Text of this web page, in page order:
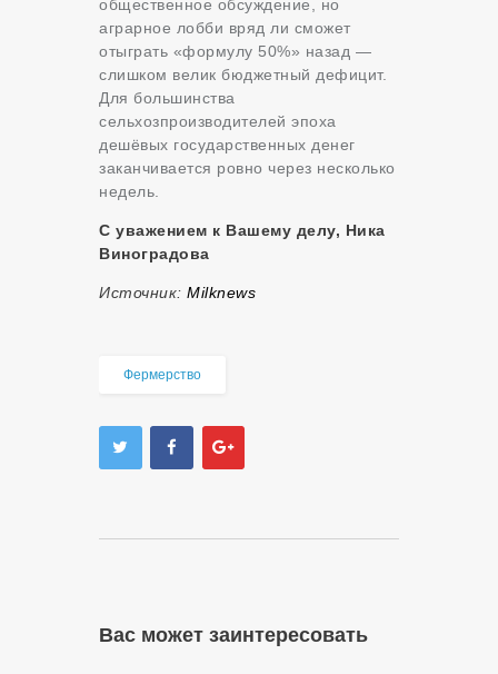
общественное обсуждение, но
аграрное лобби вряд ли сможет
отыграть «формулу 50%» назад —
слишком велик бюджетный дефицит.
Для большинства
сельхозпроизводителей эпоха
дешёвых государственных денег
заканчивается ровно через несколько
недель.
С уважением к Вашему делу, Ника
Виноградова
Источник: Milknews
Фермерство
Вас может заинтересовать